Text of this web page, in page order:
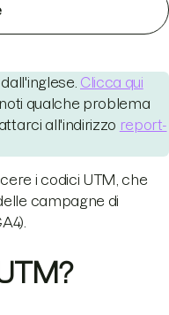
Clicca qui
qualche problema
all'indirizzo report-
i codici UTM, che
campagne di